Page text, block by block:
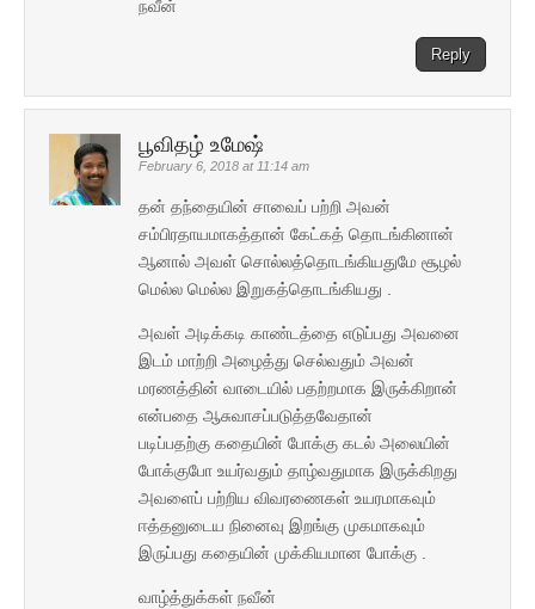
நவீன்
Reply
பூவிதழ் உமேஷ்
February 6, 2018 at 11:14 am
தன் தந்தையின் சாவைப் பற்றி அவன்
சம்பிரதாயமாகத்தான் கேட்கத் தொடங்கினான்
ஆனால் அவள் சொல்லத்தொடங்கியதுமே சூழல்
மெல்ல மெல்ல இறுகத்தொடங்கியது .
அவள் அடிக்கடி காண்டத்தை எடுப்பது அவனை
இடம் மாற்றி அழைத்து செல்வதும் அவன்
மரணத்தின் வாடையில் பதற்றமாக இருக்கிறான்
என்பதை ஆசுவாசப்படுத்தவேதான்
படிப்பதற்கு கதையின் போக்கு கடல் அலையின்
போக்குபோ உயர்வதும் தாழ்வதுமாக இருக்கிறது
அவளைப் பற்றிய விவரணைகள் உயரமாகவும்
ஈத்தனுடைய நினைவு இறங்கு முகமாகவும்
இருப்பது கதையின் முக்கியமான போக்கு .
வாழ்த்துக்கள் நவீன்